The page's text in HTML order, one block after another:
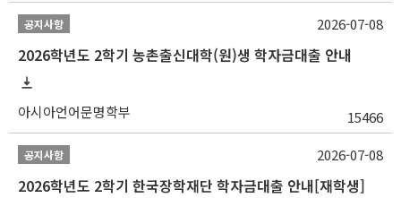
공지사항
2026학년도 2학기 농촌출신대학(원)생 학자금대출 안내
아시아언어문명학부 15466
2026-07-08
공지사항
2026학년도 2학기 한국장학재단 학자금대출 안내[재학생]
2026-07-08